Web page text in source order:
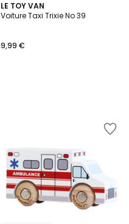
LE TOY VAN
Voiture Taxi Trixie No 39
9,99 €